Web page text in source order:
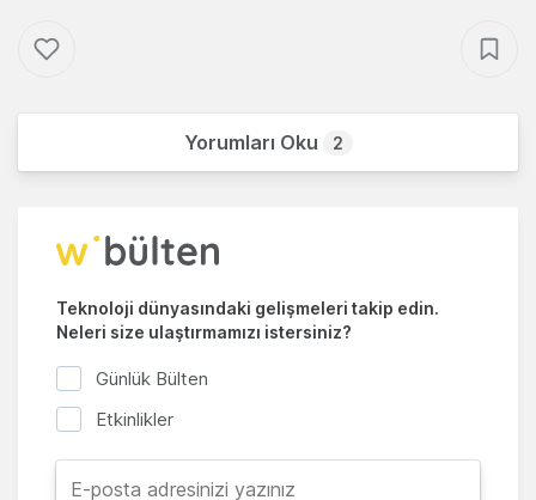
Yorumları Oku 2
Teknoloji dünyasındaki gelişmeleri takip edin.
Neleri size ulaştırmamızı istersiniz?
Günlük Bülten
Etkinlikler